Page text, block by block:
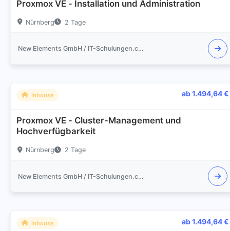
Proxmox VE - Installation und Administration
Nürnberg 2 Tage
New Elements GmbH / IT-Schulungen.com
Inhouse ab 1.494,64 €
Proxmox VE - Cluster-Management und
Hochverfügbarkeit
Nürnberg 2 Tage
New Elements GmbH / IT-Schulungen.com
Inhouse ab 1.494,64 €